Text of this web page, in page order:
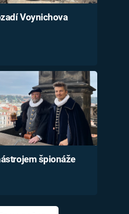
Voynichova
špionáže